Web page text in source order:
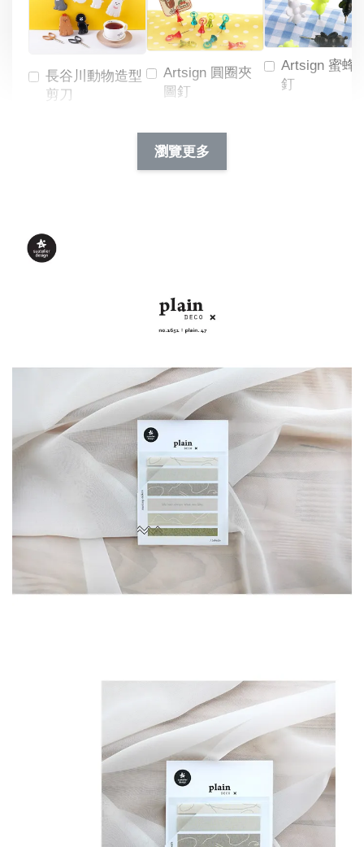
長谷川動物造型
剪刀
Artsign 圓圈夾
圖釘
NT$ 19.00
NT$ 66.00
Artsign 蜜蜂
釘
瀏覽更多